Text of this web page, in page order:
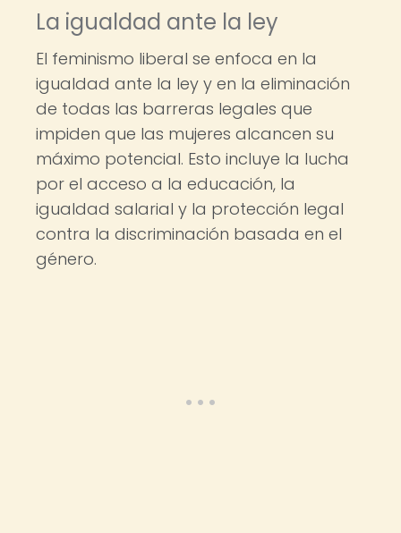
La igualdad ante la ley
El feminismo liberal se enfoca en la
igualdad ante la ley y en la eliminación
de todas las barreras legales que
impiden que las mujeres alcancen su
máximo potencial. Esto incluye la lucha
por el acceso a la educación, la
igualdad salarial y la protección legal
contra la discriminación basada en el
género.